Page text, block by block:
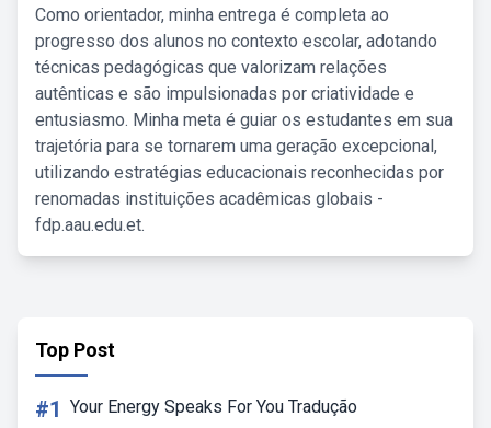
Como orientador, minha entrega é completa ao
progresso dos alunos no contexto escolar, adotando
técnicas pedagógicas que valorizam relações
autênticas e são impulsionadas por criatividade e
entusiasmo. Minha meta é guiar os estudantes em sua
trajetória para se tornarem uma geração excepcional,
utilizando estratégias educacionais reconhecidas por
renomadas instituições acadêmicas globais -
fdp.aau.edu.et.
Top Post
#1 Your Energy Speaks For You Tradução